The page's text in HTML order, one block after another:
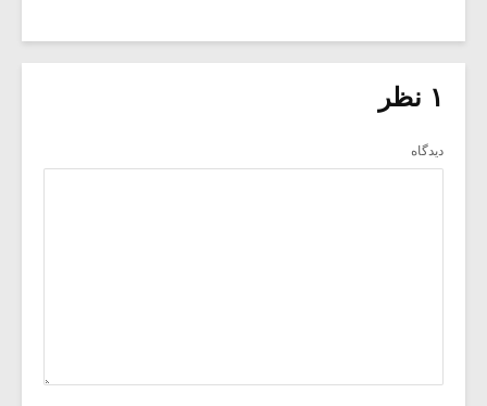
۱ نظر
دیدگاه